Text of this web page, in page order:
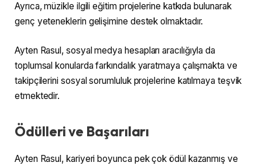
Ayrıca, müzikle ilgili eğitim projelerine katkıda bulunarak
genç yeteneklerin gelişimine destek olmaktadır.
Ayten Rasul, sosyal medya hesapları aracılığıyla da
toplumsal konularda farkındalık yaratmaya çalışmakta ve
takipçilerini sosyal sorumluluk projelerine katılmaya teşvik
etmektedir.
Ödülleri ve Başarıları
Ayten Rasul, kariyeri boyunca pek çok ödül kazanmış ve